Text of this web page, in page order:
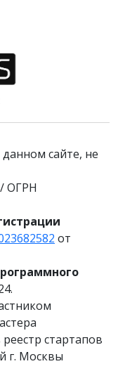
сайте, не
ОГРН
от
стартапов
г. Москвы